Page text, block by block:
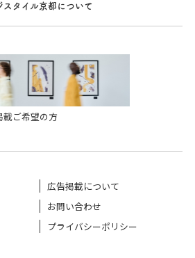
スタイル京都について
載ご希望の方
広告掲載について
お問い合わせ
プライバシーポリシー